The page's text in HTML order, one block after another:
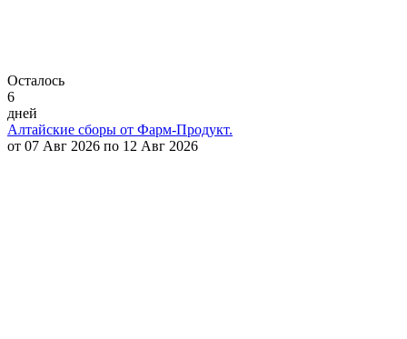
Осталось
6
дней
Алтайские сборы от Фарм-Продукт.
от 07 Авг 2026 по 12 Авг 2026